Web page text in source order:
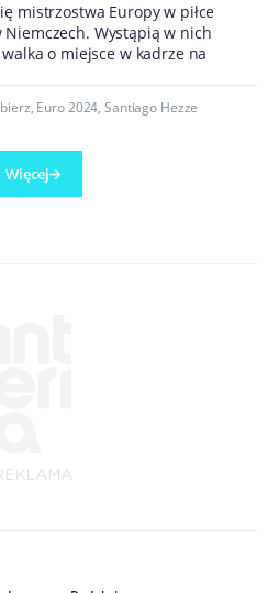
mistrzostwa Europy w piłce
Wystąpią w nich
o miejsce w kadrze na
, Euro 2024,Santiago Hezze
Więcej